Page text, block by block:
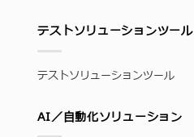
テストソリューションツール
テストソリューションツール
AI／自動化ソリューション